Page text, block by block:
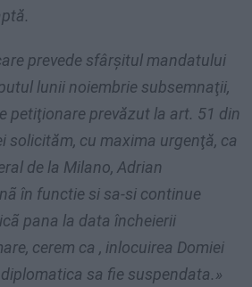
prevede sfârșitul mandatului
lunii noiembrie subsemnaţii,
petiţionare prevăzut la art. 51 din
solicităm, cu maxima urgenţă, ca
de la Milano, Adrian
în functie si sa-si continue
pana la data încheierii
cerem ca , inlocuirea Domiei
sa fie suspendata.»